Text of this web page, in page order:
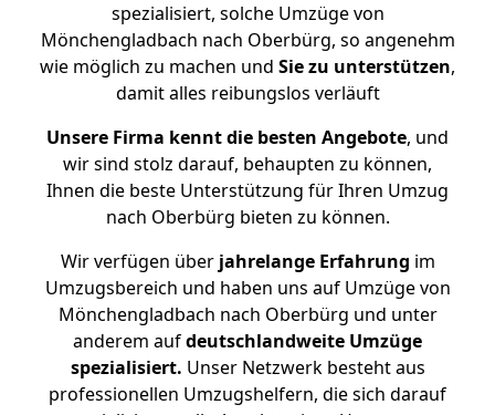
spezialisiert, solche Umzüge von
Mönchengladbach nach Oberbürg, so angenehm
wie möglich zu machen und Sie zu unterstützen,
damit alles reibungslos verläuft
Unsere Firma kennt die besten Angebote, und
wir sind stolz darauf, behaupten zu können,
Ihnen die beste Unterstützung für Ihren Umzug
nach Oberbürg bieten zu können.
Wir verfügen überjahrelange Erfahrung im
Umzugsbereich und haben uns auf Umzüge von
Mönchengladbach nach Oberbürg und unter
anderem aufdeutschlandweite Umzüge
spezialisiert. Unser Netzwerk besteht aus
professionellen Umzugshelfern, die sich darauf